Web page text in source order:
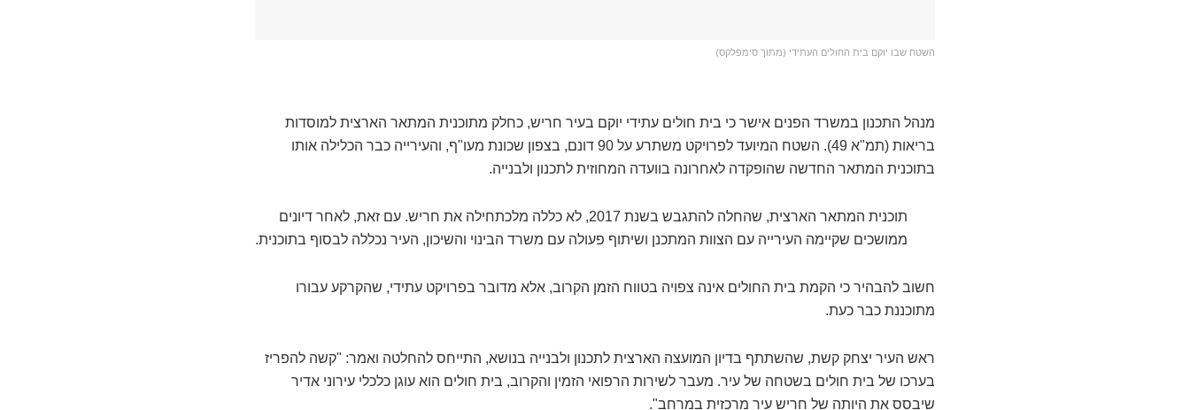
השטח שבו יוקם בית החולים העתידי (מתוך סימפלקס)
מנהל התכנון במשרד הפנים אישר כי בית חולים עתידי יוקם בעיר חריש, כחלק מתוכנית המתאר הארצית למוסדות
בריאות (תמ"א 49). השטח המיועד לפרויקט משתרע על 90 דונם, בצפון שכונת מעו"ף, והעירייה כבר הכלילה אותו
בתוכנית המתאר החדשה שהופקדה לאחרונה בוועדה המחוזית לתכנון ולבנייה.
תוכנית המתאר הארצית, שהחלה להתגבש בשנת 2017, לא כללה מלכתחילה את חריש. עם זאת, לאחר דיונים
ממושכים שקיימה העירייה עם הצוות המתכנן ושיתוף פעולה עם משרד הבינוי והשיכון, העיר נכללה לבסוף בתוכנית.
חשוב להבהיר כי הקמת בית החולים אינה צפויה בטווח הזמן הקרוב, אלא מדובר בפרויקט עתידי, שהקרקע עבורו
מתוכננת כבר כעת.
ראש העיר יצחק קשת, שהשתתף בדיון המועצה הארצית לתכנון ולבנייה בנושא, התייחס להחלטה ואמר: "קשה להפריז
בערכו של בית חולים בשטחה של עיר. מעבר לשירות הרפואי הזמין והקרוב, בית חולים הוא עוגן כלכלי עירוני אדיר
שיבסס את היותה של חריש עיר מרכזית במרחב".